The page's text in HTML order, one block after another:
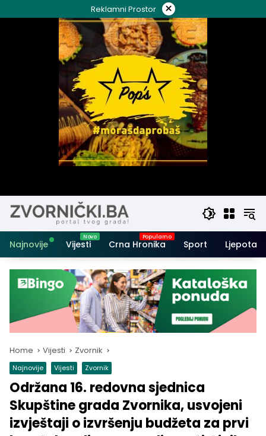
to
Reklamni Prostor ×
Najnovije Vijesti Crna Hronika Sport Ljepota i
Home Vijesti Zvornik
Najnovije Vijesti Zvornik
Održana 16. redovna sjednica
Skupštine grada Zvornika, usvojeni
izvještaji o izvršenju budžeta za prvi